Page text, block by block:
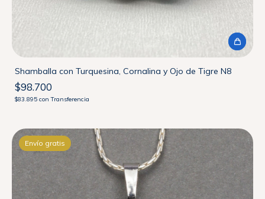
Shamballa con Turquesina, Cornalina y Ojo de Tigre N8
$98.700
$83.895 con Transferencia
Envío gratis